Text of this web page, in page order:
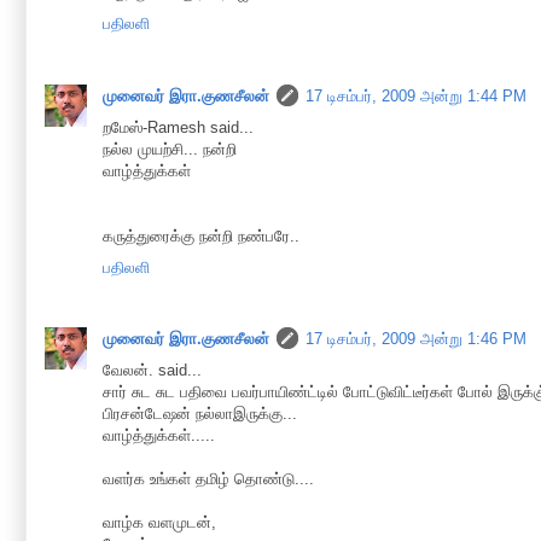
பதிலளி
முனைவர் இரா.குணசீலன்
17 டிசம்பர், 2009 அன்று 1:44 PM
றமேஸ்-Ramesh said...
நல்ல முயற்சி... நன்றி
வாழ்த்துக்கள்
கருத்துரைக்கு நன்றி நண்பரே..
பதிலளி
முனைவர் இரா.குணசீலன்
17 டிசம்பர், 2009 அன்று 1:46 PM
வேலன். said...
சார் சுட சுட பதிவை பவர்பாயிண்ட்டில் போட்டுவிட்டீர்கள் போல்
பிரசன்டேஷன் நல்லாஇருக்கு...
வாழ்த்துக்கள்.....
வளர்க உங்கள் தமிழ் தொண்டு....
வாழ்க வளமுடன்,